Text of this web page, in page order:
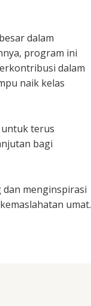
dalam
program ini
dalam
naik kelas
terus
bagi
menginspirasi
umat.